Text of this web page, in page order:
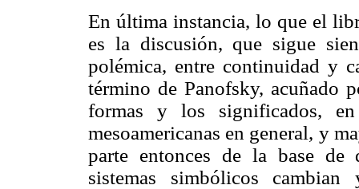
En última instancia, lo que el
es la discusión, que sigue
polémica, entre continuidad y
término de Panofsky, acuñado
formas y los significados, en
mesoamericanas en general, y
parte entonces de la base de
sistemas simbólicos